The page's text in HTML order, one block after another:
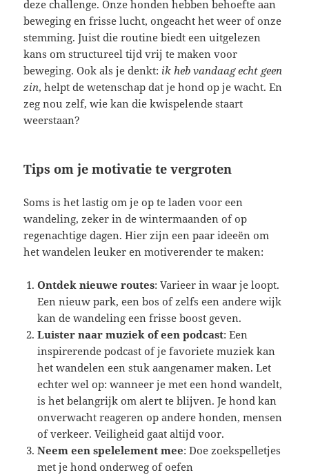
deze challenge. Onze honden hebben behoefte aan
beweging en frisse lucht, ongeacht het weer of onze
stemming. Juist die routine biedt een uitgelezen
kans om structureel tijd vrij te maken voor
beweging. Ook als je denkt: ik heb vandaag echt geen
zin, helpt de wetenschap dat je hond op je wacht. En
zeg nou zelf, wie kan die kwispelende staart
weerstaan?
Tips om je motivatie te vergroten
Soms is het lastig om je op te laden voor een
wandeling, zeker in de wintermaanden of op
regenachtige dagen. Hier zijn een paar ideeën om
het wandelen leuker en motiverender te maken:
Ontdek nieuwe routes: Varieer in waar je loopt.
Een nieuw park, een bos of zelfs een andere wijk
kan de wandeling een frisse boost geven.
Luister naar muziek of een podcast: Een
inspirerende podcast of je favoriete muziek kan
het wandelen een stuk aangenamer maken. Let
echter wel op: wanneer je met een hond wandelt,
is het belangrijk om alert te blijven. Je hond kan
onverwacht reageren op andere honden, mensen
of verkeer. Veiligheid gaat altijd voor.
Neem een spelelement mee: Doe zoekspelletjes
met je hond onderweg of oefen